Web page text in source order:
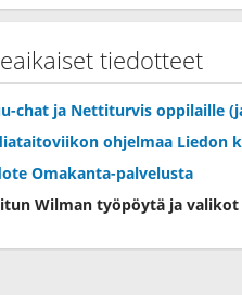
tiedotteet
chat ja Nettiturvis oppilaille
ohjelmaa Liedon
Omakanta-palvelusta
Wilman työpöytä ja valikot